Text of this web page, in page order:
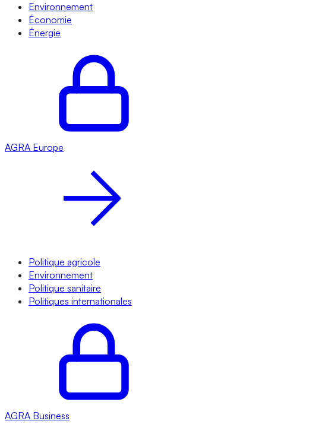
Environnement
Économie
Énergie
AGRA Europe
Politique agricole
Environnement
Politique sanitaire
Politiques internationales
AGRA Business